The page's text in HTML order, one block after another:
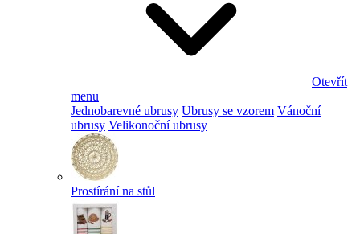
Otevřít
menu
Jednobarevné ubrusy Ubrusy se vzorem Vánoční
ubrusy Velikonoční ubrusy
Prostírání na stůl